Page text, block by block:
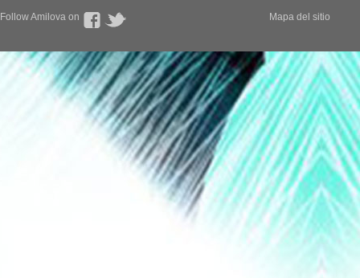
Follow Amilova on Mapa del sitio